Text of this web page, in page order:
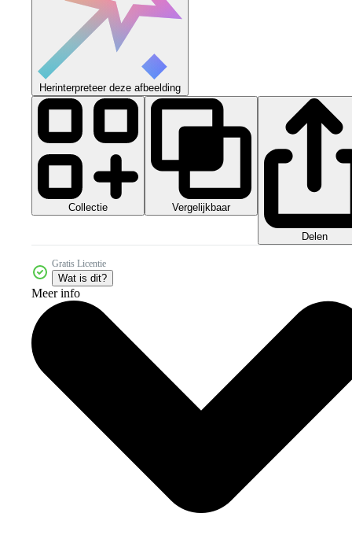
Herinterpreteer deze afbeelding
Collectie Vergelijkbaar
Delen
Gratis Licentie
Wat is dit?
Meer info